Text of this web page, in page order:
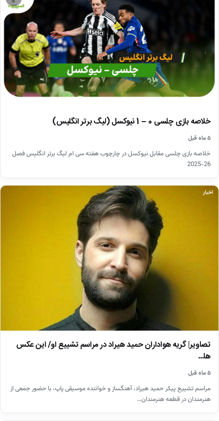
خلاصه بازی چلسی 0 – 1 نیوکسل (لیگ برتر انگلیس)
۵ ماه قبل
خلاصه بازی چلسی مقابل نیوکسل در چارچوب هفته سی ام لیگ برتر انگلیس فصل
26-2025
اخبار
تصاویر| گریه هواداران حمید هیراد در مراسم تشییع او/ این عکس
ها…
۵ ماه قبل
مراسم تشییع پیکر حمید هیراد، آهنگساز و خواننده موسیقی پاپ، با حضور جمعی از
هنرمندان در قطعه هنرمندان…